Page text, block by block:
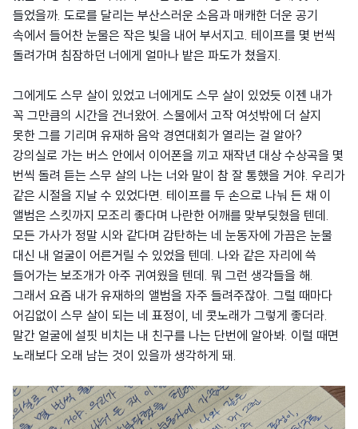
들었을까. 도로를 달리는 부산스러운 소음과 매캐한 더운 공기
속에서 들어찬 눈물은 작은 빛을 내어 부서지고. 테이프를 몇 번씩
돌려가며 침잠하던 너에게 얼마나 밭은 파도가 쳤을지.
그에게도 스무 살이 있었고 너에게도 스무 살이 있었듯 이젠 내가
꼭 그만큼의 시간을 건너왔어. 스물에서 고작 여섯밖에 더 살지
못한 그를 기리며 유재하 음악 경연대회가 열리는 걸 알아?
강의실로 가는 버스 안에서 이어폰을 끼고 재작년 대상 수상곡을 몇
번씩 돌려 듣는 스무 살의 나는 너와 말이 참 잘 통했을 거야. 우리가
같은 시절을 지날 수 있었다면. 테이프를 두 손으로 나눠 든 채 이
앨범은 스킷까지 모조리 좋다며 나란한 어깨를 맞부딪혔을 텐데.
모든 가사가 정말 시와 같다며 감탄하는 네 눈동자에 가끔은 눈물
대신 내 얼굴이 어른거릴 수 있었을 텐데. 나와 같은 자리에 쓱
들어가는 보조개가 아주 귀여웠을 텐데. 뭐 그런 생각들을 해.
그래서 요즘 내가 유재하의 앨범을 자주 들려주잖아. 그럴 때마다
어김없이 스무 살이 되는 네 표정이, 네 콧노래가 그렇게 좋더라.
말간 얼굴에 설핏 비치는 내 친구를 나는 단번에 알아봐. 이럴 때면
노래보다 오래 남는 것이 있을까 생각하게 돼.